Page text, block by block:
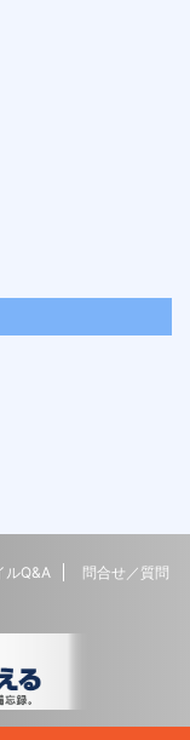
ルQ&A
問合せ／質問